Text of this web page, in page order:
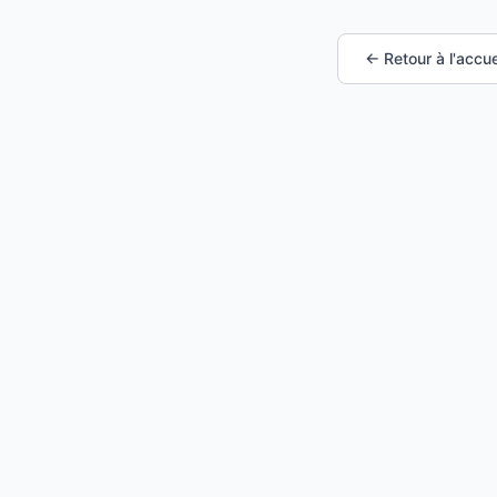
← Retour à